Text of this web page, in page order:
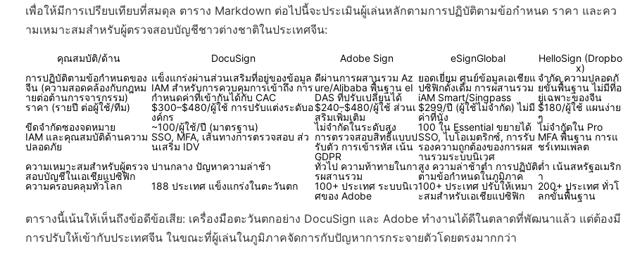
เพื่อให้มีการเปรียบเทียบที่สมดุล ตาราง Markdown ต่อไปนี้จะประเมินผู้เล่นหลักตามการปฏิบัติตามข้อกำหนด ราคา และคว
ามเหมาะสมสำหรับผู้ตรวจสอบบัญชีชาวต่างชาติในประเทศจีน:
คุณสมบัติ/ด้าน DocuSign Adobe Sign eSignGlobal
HelloSign (Dropbo
x)
การปฏิบัติตามข้อกำหนดของ
จีน (ความสอดคล้องกับกฎหม
ายต่อต้านการจารกรรม)
แข็งแกร่งผ่านส่วนเสริมที่อยู่ของข้อมูล
IAM สำหรับการควบคุมการเข้าถึง การ
กำหนดค่าที่เข้ากันได้กับ CAC
ดีผ่านการผสานรวม Az
ure/Alibaba พื้นฐาน eI
DAS ที่ปรับเปลี่ยนได้
ยอดเยี่ยม ศูนย์ข้อมูลเอเชียแ
ปซิฟิกดั้งเดิม การผสานรวม
iAM Smart/Singpass
จำกัด ความปลอดภั
ยขั้นพื้นฐาน ไม่มีที่อ
ยู่เฉพาะของจีน
ราคา (รายปี ต่อผู้ใช้/ทีม)
$300–$480/ผู้ใช้ การปรับแต่งระดับอ
งค์กร
$240–$480/ผู้ใช้ ส่วนเ
สริมเพิ่มเติม
$299/ปี (ผู้ใช้ไม่จำกัด) ไม่มี
ค่าที่นั่ง
$180/ผู้ใช้ แผนง่าย
ๆ
ขีดจำกัดซองจดหมาย
~100/ผู้ใช้/ปี (มาตรฐาน) ไม่จำกัดในระดับสูง 100 ใน Essential ขยายได้ ไม่จำกัดใน Pro
IAM และคุณสมบัติด้านความ
ปลอดภัย
SSO, MFA, เส้นทางการตรวจสอบ ส่ว
นเสริม IDV
การตรวจสอบสิทธิ์แบบป
รับตัว การเข้ารหัส เน้น
GDPR
SSO, ไบโอเมตริกซ์, การรับ
รองความถูกต้องของการผส
านรวมระบบนิเวศ
MFA พื้นฐาน การแ
ชร์เทมเพลต
ความเหมาะสมสำหรับผู้ตรวจ
สอบบัญชีในเอเชียแปซิฟิก
ปานกลาง ปัญหาความล่าช้า
ทั่วไป ความท้าทายในกา
รผสานรวม
สูง ความล่าช้าต่ำ การปฏิบัติ
ตามข้อกำหนดในภูมิภาค
ต่ำ เน้นสหรัฐอเมริก
า
ความครอบคลุมทั่วโลก
188 ประเทศ แข็งแกร่งในตะวันตก
100+ ประเทศ ระบบนิเว
ศของ Adobe
100+ ประเทศ ปรับให้เหมา
ะสมสำหรับเอเชียแปซิฟิก
200+ ประเทศ ทั่วโ
ลกขั้นพื้นฐาน
ตารางนี้เน้นให้เห็นถึงข้อดีข้อเสีย: เครื่องมือตะวันตกอย่าง DocuSign และ Adobe ทำงานได้ดีในตลาดที่พัฒนาแล้ว แต่ต้องมี
การปรับให้เข้ากับประเทศจีน ในขณะที่ผู้เล่นในภูมิภาคจัดการกับปัญหาการกระจายตัวโดยตรงมากกว่า